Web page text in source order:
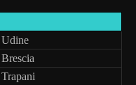
Udine
Brescia
Trapani